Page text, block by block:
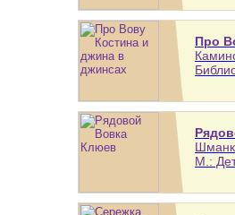
Про
М.: